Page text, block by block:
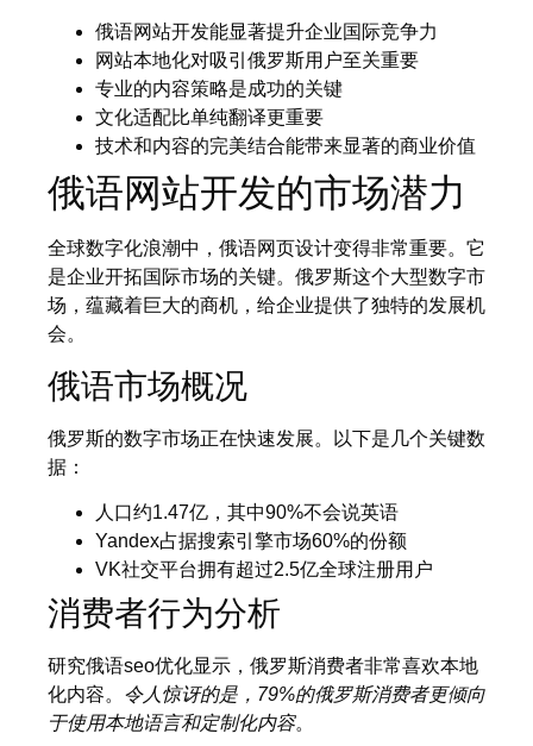
俄语网站开发能显著提升企业国际竞争力
网站本地化对吸引俄罗斯用户至关重要
专业的内容策略是成功的关键
文化适配比单纯翻译更重要
技术和内容的完美结合能带来显著的商业价值
俄语网站开发的市场潜力
全球数字化浪潮中，俄语网页设计变得非常重要。它
是企业开拓国际市场的关键。俄罗斯这个大型数字市
场，蕴藏着巨大的商机，给企业提供了独特的发展机
会。
俄语市场概况
俄罗斯的数字市场正在快速发展。以下是几个关键数
据：
人口约1.47亿，其中90%不会说英语
Yandex占据搜索引擎市场60%的份额
VK社交平台拥有超过2.5亿全球注册用户
消费者行为分析
研究俄语seo优化显示，俄罗斯消费者非常喜欢本地
化内容。 令人惊讶的是，79%的俄罗斯消费者更倾向
于使用本地语言和定制化内容。